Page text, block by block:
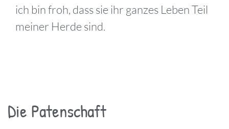
ich bin froh, dass sie ihr ganzes Leben Teil
meiner Herde sind.
Die Patenschaft